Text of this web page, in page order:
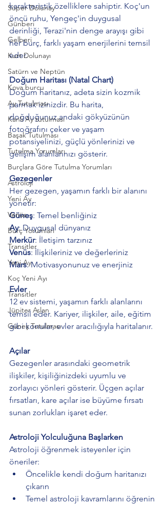
Süper Dolunay
Günberi
Gelberi
Kurt Dolunayı
Satürn ve Neptün
Kova burcu
Ay Tutulması
Kanlı Ay tutulması
Başak Tutulması
Tutulma Yorumları
Burçlara Göre Tutulma Yorumları
Astroloji
Yeni Ay
Venüs
Burç Yorumları
Transitler
Yeni Ay
Koç Yeni Ayı
Transitler
Jüpiter Aslan
Güneş Tutulması
karakteristik özelliklere sahiptir. Koç'un
öncü ruhu, Yengeç'in duygusal
derinliği, Terazi'nin denge arayışı gibi
her burç, farklı yaşam enerjilerini temsil
eder.
Doğum Haritası (Natal Chart)
Doğum haritanız, adeta sizin kozmik
parmak izinizdir. Bu harita,
doğduğunuz andaki gökyüzünün
fotoğrafını çeker ve yaşam
potansiyelinizi, güçlü yönlerinizi ve
gelişim alanlarınızı gösterir.
Gezegenler
Her gezegen, yaşamın farklı bir alanını
yönetir:
Güneş: Temel benliğiniz
Ay: Duygusal dünyanız
Merkür: İletişim tarzınız
Venüs: İlişkileriniz ve değerleriniz
Mars: Motivasyonunuz ve enerjiniz
Evler
12 ev sistemi, yaşamın farklı alanlarını
temsil eder. Kariyer, ilişkiler, aile, eğitim
gibi konular, evler aracılığıyla haritalanır.
Açılar
Gezegenler arasındaki geometrik
ilişkiler, kişiliğinizdeki uyumlu ve
zorlayıcı yönleri gösterir. Üçgen açılar
fırsatları, kare açılar ise büyüme fırsatı
sunan zorlukları işaret eder.
Astroloji Yolculuğuna Başlarken
Astroloji öğrenmek isteyenler için
öneriler:
Öncelikle kendi doğum haritanızı
çıkarın
Temel astroloji kavramlarını öğrenin